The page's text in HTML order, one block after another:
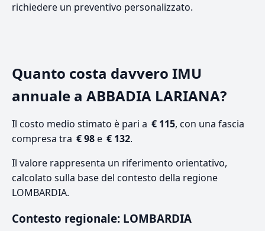
richiedere un preventivo personalizzato.
Quanto costa davvero IMU
annuale a ABBADIA LARIANA?
Il costo medio stimato è pari a € 115, con una fascia
compresa tra € 98e € 132.
Il valore rappresenta un riferimento orientativo,
calcolato sulla base del contesto della regione
LOMBARDIA.
Contesto regionale: LOMBARDIA